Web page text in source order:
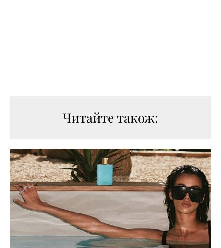
Читайте також: